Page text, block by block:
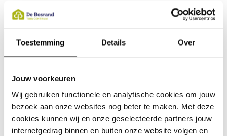
Toestemming Details Over
Jouw voorkeuren
Wij gebruiken functionele en analytische cookies om jouw
bezoek aan onze websites nog beter te maken. Met deze
cookies kunnen wij en onze geselecteerde partners jouw
internetgedrag binnen en buiten onze website volgen en
Voordelen The Bastard Best Starter
Kit
Complete set barbecue accessoires
Inclusief lighter, pan en cleaning set
Direct klaar om te starten
Geschikt voor kamado barbecue
Specificaties